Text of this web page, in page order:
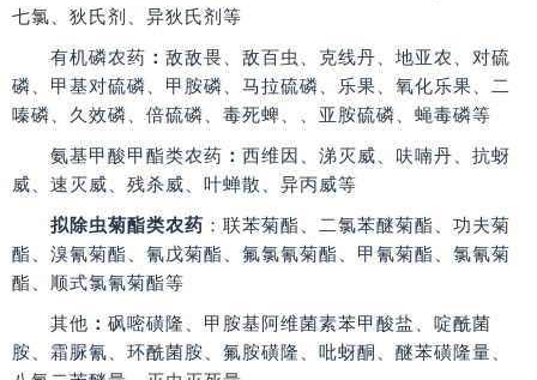
七氯、狄氏剂、异狄氏剂等
有机磷农药 ： 敌敌畏、敌百虫、克线丹、地亚农、对硫
磷、甲基对硫磷、甲胺磷、马拉硫磷、乐果、氧化乐果、二
嗪磷、久效磷、倍硫磷、毒死蜱、、亚胺硫磷、蝇毒磷等
氨基甲酸甲酯类农药 ： 西维因、涕灭威、呋喃丹、抗蚜
威、速灭威、残杀威、叶蝉散、异丙威等
拟除虫菊酯类农药 ：联苯菊酯、二氯苯醚菊酯、功夫菊
酯、溴氰菊酯、氰戊菊酯、氟氯氰菊酯、甲氰菊酯、氯氰菊
酯、顺式氯氰菊酯等
其他 ： 砜嘧磺隆、甲胺基阿维菌素苯甲酸盐、啶酰菌
胺、霜脲氰、环酰菌胺、氟胺磺隆、吡蚜酮、醚苯磺隆量、